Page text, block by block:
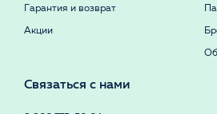
Гарантия и возврат
Акции
Связаться с нами